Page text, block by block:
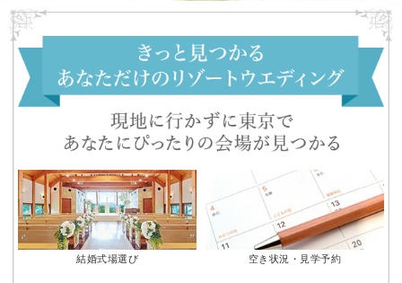
結婚式場選び 空き状況・見学予約